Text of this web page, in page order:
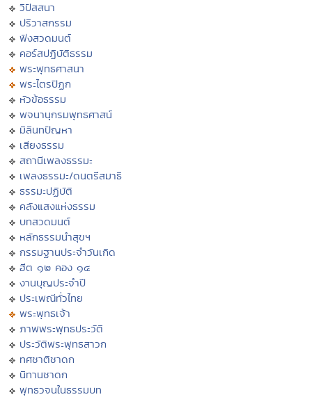
วิปัสสนา
ปริวาสกรรม
ฟังสวดมนต์
คอร์สปฏิบัติธรรม
พระพุทธศาสนา
พระไตรปิฏก
หัวข้อธรรม
พจนานุกรมพุทธศาสน์
มิลินทปัญหา
เสียงธรรม
สถานีเพลงธรรมะ
เพลงธรรมะ/ดนตรีสมาธิ
ธรรมะปฏิบัติ
คลังแสงแห่งธรรม
บทสวดมนต์
หลักธรรมนำสุขฯ
กรรมฐานประจำวันเกิด
ฮีต ๑๒ คอง ๑๔
งานบุญประจำปี
ประเพณีทั่วไทย
พระพุทธเจ้า
ภาพพระพุทธประวัติ
ประวัติพระพุทธสาวก
ทศชาติชาดก
นิทานชาดก
พุทธวจนในธรรมบท